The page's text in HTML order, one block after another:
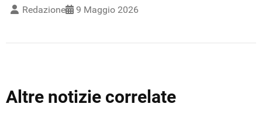
Redazione 9 Maggio 2026
Altre notizie correlate